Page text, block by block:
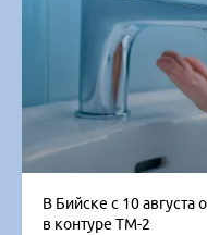
В Бийске с 10 августа
в контуре ТМ-2